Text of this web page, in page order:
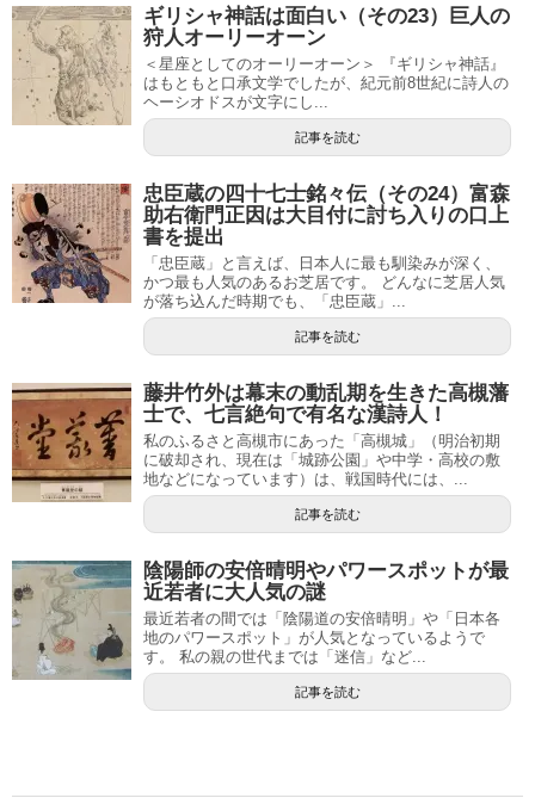
ギリシャ神話は面白い（その23）巨人の
狩人オーリーオーン
＜星座としてのオーリーオーン＞ 『ギリシャ神話』
はもともと口承文学でしたが、紀元前8世紀に詩人の
ヘーシオドスが文字にし...
記事を読む
忠臣蔵の四十七士銘々伝（その24）富森
助右衛門正因は大目付に討ち入りの口上
書を提出
「忠臣蔵」と言えば、日本人に最も馴染みが深く、
かつ最も人気のあるお芝居です。 どんなに芝居人気
が落ち込んだ時期でも、「忠臣蔵」...
記事を読む
藤井竹外は幕末の動乱期を生きた高槻藩
士で、七言絶句で有名な漢詩人！
私のふるさと高槻市にあった「高槻城」（明治初期
に破却され、現在は「城跡公園」や中学・高校の敷
地などになっています）は、戦国時代には、...
記事を読む
陰陽師の安倍晴明やパワースポットが最
近若者に大人気の謎
最近若者の間では「陰陽道の安倍晴明」や「日本各
地のパワースポット」が人気となっているようで
す。 私の親の世代までは「迷信」など...
記事を読む